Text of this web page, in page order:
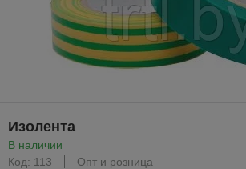
Изолента
В наличии
Код: 113
Опт и розница